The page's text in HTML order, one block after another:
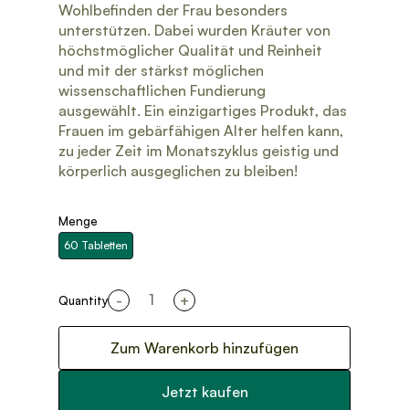
Wohlbefinden der Frau besonders
unterstützen. Dabei wurden Kräuter von
höchstmöglicher Qualität und Reinheit
und mit der stärkst möglichen
wissenschaftlichen Fundierung
ausgewählt. Ein einzigartiges Produkt, das
Frauen im gebärfähigen Alter helfen kann,
zu jeder Zeit im Monatszyklus geistig und
körperlich ausgeglichen zu bleiben!
Menge
60 Tabletten
Quantity - +
Zum Warenkorb hinzufügen
Jetzt kaufen